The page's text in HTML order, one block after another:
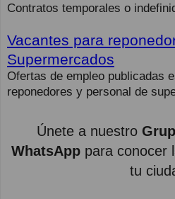
Contratos temporales o
Vacantes para
Supermercados
Ofertas de empleo publicadas
reponedores y personal de
Únete a nuestro
WhatsApppara conocer
tu